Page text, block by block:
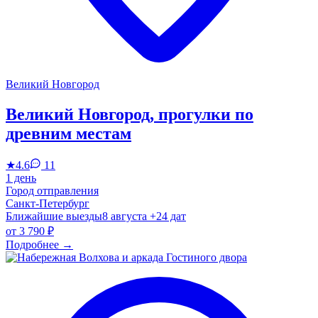
Великий Новгород
Великий Новгород, прогулки по
древним местам
★4.6
11
1 день
Город отправления
Санкт-Петербург
Ближайшие выезды8 августа +24 дат
от 3 790 ₽
Подробнее →